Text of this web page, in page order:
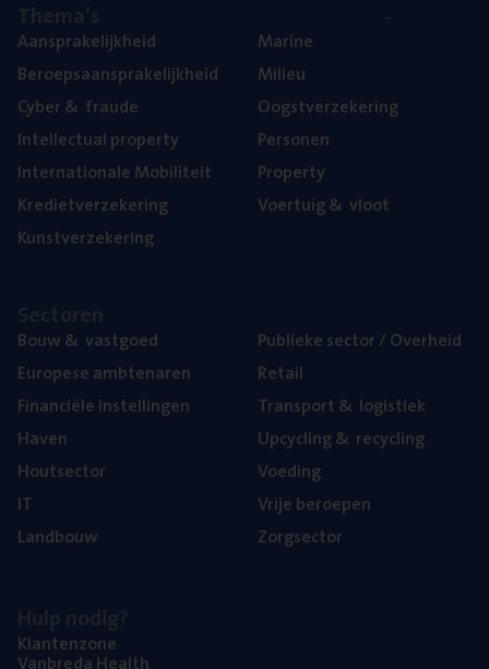
Aan­spra­ke­lijk­heid
Beroeps­aan­spra­ke­lijk­heid
Cyber& fraude
Intel­lec­tu­al property
Inter­na­ti­o­na­le Mobiliteit
Kre­diet­ver­ze­ke­ring
Kunst­ver­ze­ke­ring
Mari­ne
Mili­eu
Oogst­ver­ze­ke­ring
Per­so­nen
Pro­per­ty
Voer­tuig& vloot
Bouw& vastgoed
Euro­pe­se ambtenaren
Finan­ci­ë­le instellingen
Haven
Hout­sec­tor
IT
Land­bouw
Publie­ke sec­tor / Overheid
Retail
Trans­port& logistiek
Upcy­cling& recycling
Voe­ding
Vrije beroe­pen
Zorg­sec­tor
Klan­ten­zo­ne
Van­b­re­da Health